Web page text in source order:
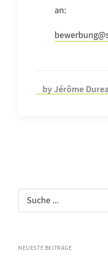
an:
by Jérôme
NEUESTE BEITRÄGE